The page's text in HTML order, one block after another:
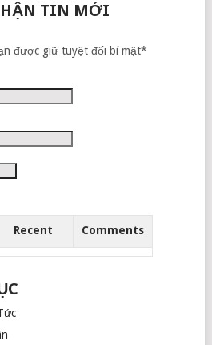
TIN MỚI
được giữ tuyệt đối bí mật*
Recent Comments